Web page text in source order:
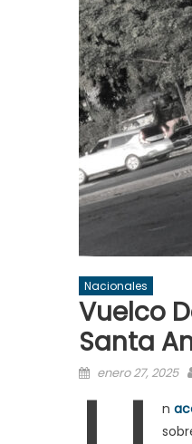
Nacionales
Vuelco
Santa
Posted
enero 27, 2025
n